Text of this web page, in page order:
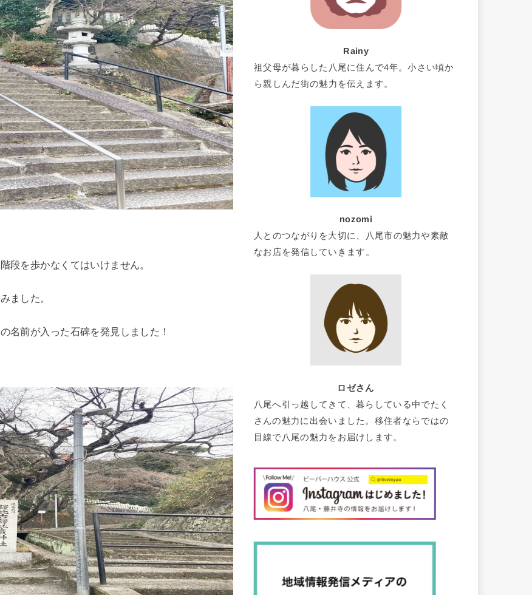
段を歩かなくてはいけません。
ました。
名前が入った石碑を発見しました！
Rainy
祖父母が暮らした八尾に住んで4年。小さい頃か
ら親しんだ街の魅力を伝えます。
nozomi
人とのつながりを大切に、八尾市の魅力や素敵
なお店を発信していきます。
ロゼさん
八尾へ引っ越してきて、暮らしている中でたく
さんの魅力に出会いました。移住者ならではの
目線で八尾の魅力をお届けします。